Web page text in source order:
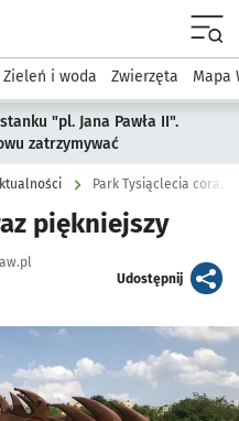
podserwis: Środowisko we
Zieleń i woda Zwierzęta Mapa
"pl. Jana Pawła II".
zatrzymywać
Park Tysiąclecia coraz
piękniejszy
Udostępnijartykuł